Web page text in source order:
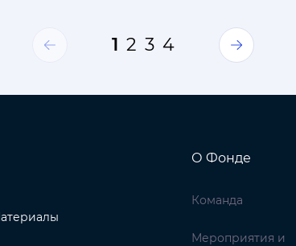
1 2 3 4
О Фонде
Команда
Мероприятия и